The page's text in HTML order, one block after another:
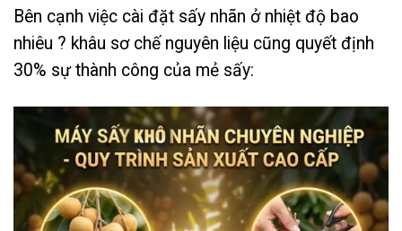
Bên cạnh việc cài đặt sấy nhãn ở nhiệt độ bao
nhiêu ? khâu sơ chế nguyên liệu cũng quyết định
30% sự thành công của mẻ sấy: